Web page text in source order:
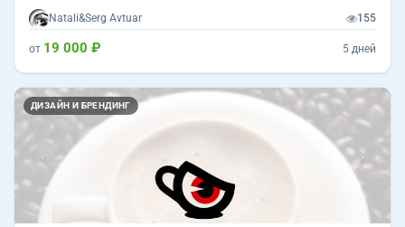
Natali&Serg Avtuar 155
от 19 000 ₽ 5 дней
ДИЗАЙН И БРЕНДИНГ
Назад